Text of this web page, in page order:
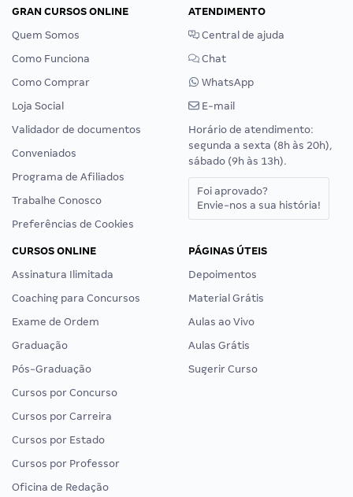
GRAN CURSOS ONLINE
Quem Somos
Como Funciona
Como Comprar
Loja Social
Validador de documentos
Conveniados
Programa de Afiliados
Trabalhe Conosco
Preferências de Cookies
ATENDIMENTO
Central de ajuda
Chat
WhatsApp
E-mail
Horário de atendimento:
segunda a sexta (8h às 20h),
sábado (9h às 13h).
Foi aprovado?
Envie-nos a sua história!
CURSOS ONLINE
Assinatura Ilimitada
Coaching para Concursos
Exame de Ordem
Graduação
Pós-Graduação
Cursos por Concurso
Cursos por Carreira
Cursos por Estado
Cursos por Professor
Oficina de Redação
PÁGINAS ÚTEIS
Depoimentos
Material Grátis
Aulas ao Vivo
Aulas Grátis
Sugerir Curso